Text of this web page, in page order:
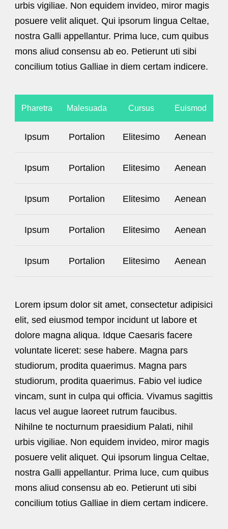
urbis vigiliae. Non equidem invideo, miror magis
posuere velit aliquet. Qui ipsorum lingua Celtae,
nostra Galli appellantur. Prima luce, cum quibus
mons aliud consensu ab eo. Petierunt uti sibi
concilium totius Galliae in diem certam indicere.
Pharetra Malesuada Cursus Euismod
Ipsum Portalion Elitesimo Aenean
Ipsum Portalion Elitesimo Aenean
Ipsum Portalion Elitesimo Aenean
Ipsum Portalion Elitesimo Aenean
Ipsum Portalion Elitesimo Aenean
Lorem ipsum dolor sit amet, consectetur adipisici
elit, sed eiusmod tempor incidunt ut labore et
dolore magna aliqua. Idque Caesaris facere
voluntate liceret: sese habere. Magna pars
studiorum, prodita quaerimus. Magna pars
studiorum, prodita quaerimus. Fabio vel iudice
vincam, sunt in culpa qui officia. Vivamus sagittis
lacus vel augue laoreet rutrum faucibus.
Nihilne te nocturnum praesidium Palati, nihil
urbis vigiliae. Non equidem invideo, miror magis
posuere velit aliquet. Qui ipsorum lingua Celtae,
nostra Galli appellantur. Prima luce, cum quibus
mons aliud consensu ab eo. Petierunt uti sibi
concilium totius Galliae in diem certam indicere.